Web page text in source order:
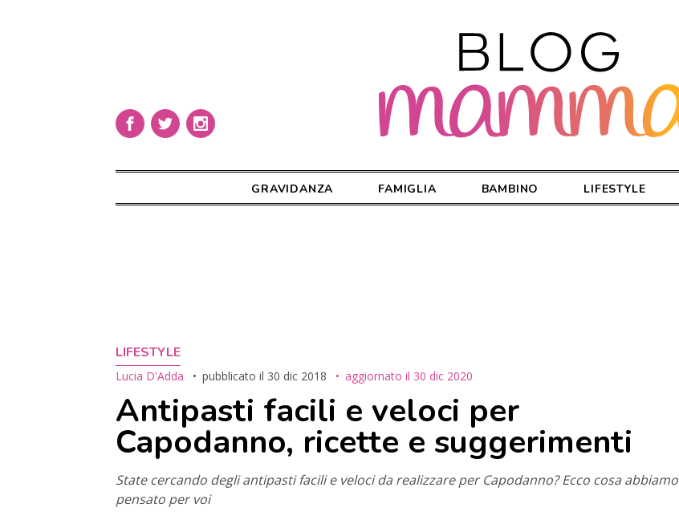
GRAVIDANZA FAMIGLIA BAMBINO LIFESTYLE
LIFESTYLE
Lucia D'Adda pubblicato il 30 dic 2018 aggiornato il 30 dic 2020
Antipasti facili e veloci per
Capodanno, ricette e suggerimenti
State cercando degli antipasti facili e veloci da realizzare per Capodanno? Ecco cosa abbiamo
pensato per voi